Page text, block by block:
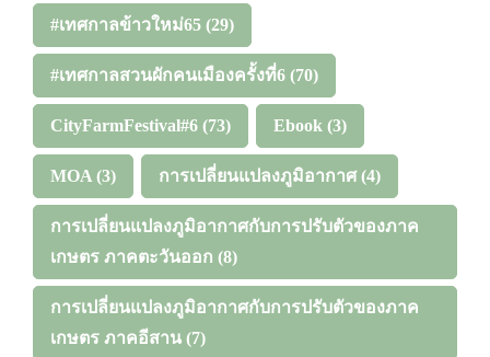
#เทศกาลข้าวใหม่65 (29)
#เทศกาลสวนผักคนเมืองครั้งที่6 (70)
CityFarmFestival#6 (73) Ebook (3)
MOA (3) การเปลี่ยนแปลงภูมิอากาศ(4)
การเปลี่ยนแปลงภูมิอากาศกับการปรับตัวของภาค
เกษตร ภาคตะวันออก (8)
การเปลี่ยนแปลงภูมิอากาศกับการปรับตัวของภาค
เกษตร ภาคอีสาน (7)